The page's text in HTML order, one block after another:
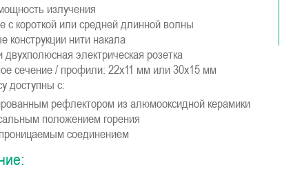
излучения
с короткой или средней длинной волны
конструкции нити накала
электрическая розетка
сечение / профили: 22x11 мм или 30x15 мм
доступны с:
рефлектором из алюмооксидной керамики
положением горения
соединением